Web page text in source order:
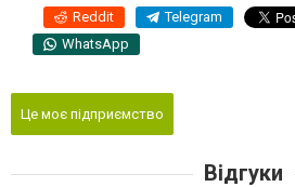
Reddit Telegram
WhatsApp
Це моє підприємство
Відгуки